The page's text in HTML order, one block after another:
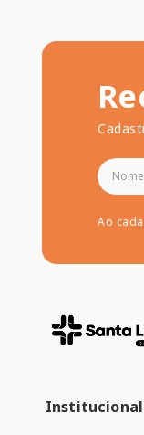
Ao
Institucional